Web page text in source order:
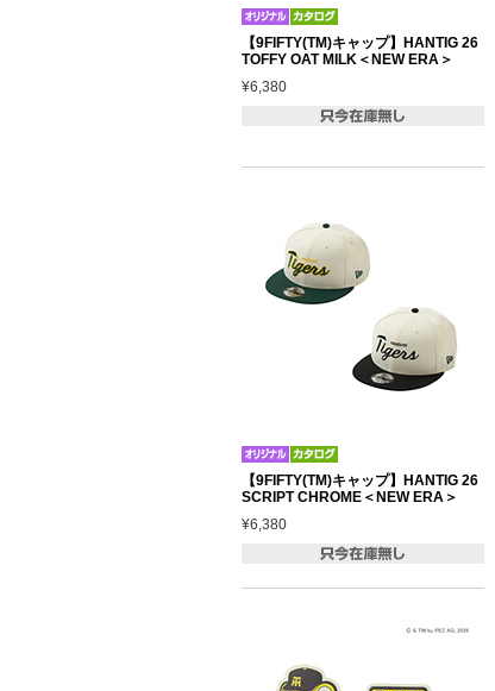
【9FIFTY(TM)キャップ】HANTIG 26
TOFFY OAT MILK＜NEW ERA＞
¥6,380
【9FIFTY(TM)キャップ】HANTIG 26
SCRIPT CHROME＜NEW ERA＞
¥6,380